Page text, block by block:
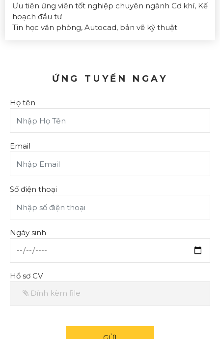
Ưu tiên ứng viên tốt nghiệp chuyên ngành Cơ khí, Kế
hoạch đầu tư
Tin học văn phòng, Autocad, bản vẽ kỹ thuật
ỨNG TUYỂN NGAY
Họ tên
Email
Số điện thoại
Ngày sinh
Hồ sơ CV
Đính kèm file